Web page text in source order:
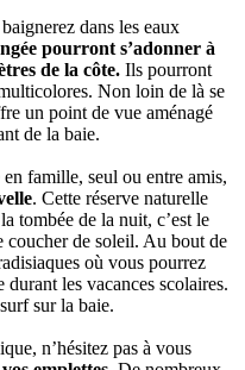
dans les eaux
pourront s’adonner à
de la côte. Ils pourront
Non loin de là se
un point de vue aménagé
de la baie.
famille, seul ou entre amis,
. Cette réserve naturelle
tombée de la nuit, c’est le
de soleil. Au bout de
où vous pourrez
les vacances scolaires.
sur la baie.
n’hésitez pas à vous